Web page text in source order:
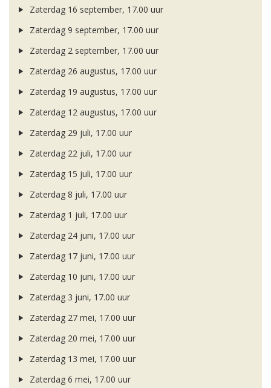
Zaterdag 16 september, 17.00 uur
Zaterdag 9 september, 17.00 uur
Zaterdag 2 september, 17.00 uur
Zaterdag 26 augustus, 17.00 uur
Zaterdag 19 augustus, 17.00 uur
Zaterdag 12 augustus, 17.00 uur
Zaterdag 29 juli, 17.00 uur
Zaterdag 22 juli, 17.00 uur
Zaterdag 15 juli, 17.00 uur
Zaterdag 8 juli, 17.00 uur
Zaterdag 1 juli, 17.00 uur
Zaterdag 24 juni, 17.00 uur
Zaterdag 17 juni, 17.00 uur
Zaterdag 10 juni, 17.00 uur
Zaterdag 3 juni, 17.00 uur
Zaterdag 27 mei, 17.00 uur
Zaterdag 20 mei, 17.00 uur
Zaterdag 13 mei, 17.00 uur
Zaterdag 6 mei, 17.00 uur